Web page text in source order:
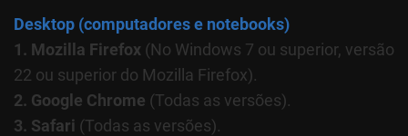
Desktop (computadores e notebooks)
1. Mozilla Firefox (No Windows 7 ou superior, versão
22 ou superior do Mozilla Firefox).
2. Google Chrome (Todas as versões).
3. Safari (Todas as versões).